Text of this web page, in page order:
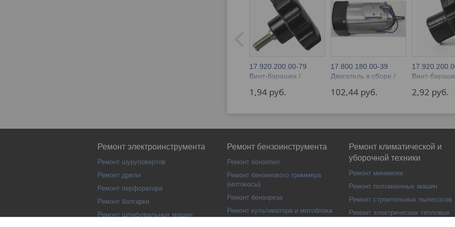
17.920.200.00-79
Винт-барашек /
1,94 руб.
17.800.180.00-39
Двигатель в сборе /
102,44 руб.
Винт-
2,92 руб.
Ремонт электроинструмента
Ремонт шуруповертов
Ремонт дрели
Ремонт перфоратора
Ремонт болгарки
Ремонт шлифовальных машин
Ремонт бензоинструмента
Ремонт бензопил
Ремонт бензинового триммера
(мотокосы)
Ремонт бензореза
Ремонт культиватора и мотоблока
Ремонт климатической и
уборочной техники
Ремонт минимоек
Ремонт поломоечных машин
Ремонт строительных пылесосов
Ремонт электрических тепловых